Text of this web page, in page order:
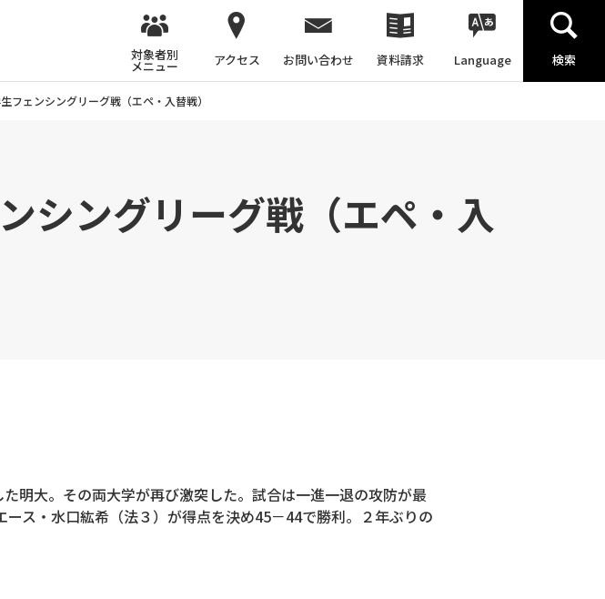
対象者別
メニュー アクセス お問い合わせ 資料請求 Language 検索
フェンシングリーグ戦（エペ・入替戦）
シングリーグ戦（エペ・入
明大。その両大学が再び激突した。試合は一進一退の攻防が最
ス・水口紘希（法３）が得点を決め45－44で勝利。２年ぶりの